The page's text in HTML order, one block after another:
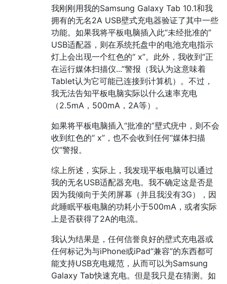
我刚刚用我的Samsung Galaxy Tab 10.1和我
拥有的无名2A USB壁式充电器验证了其中一些
功能。如果我将平板电脑插入此“未经批准的”
USB适配器，则在系统托盘中的电池充电指示
灯上会出现一个红色的“ x”。此外，我收到“正
在运行媒体扫描仪...”警报（我认为这意味着
Tablet认为它可能已连接到计算机）。不过，
我无法告知平板电脑实际以什么速率充电
（2.5mA，500mA，2A等）。
如果将平板电脑插入“批准的”壁式疣中，则不会
收到红色的“ x”，也不会收到任何“媒体扫描
仪”警报。
综上所述，实际上，我发现平板电脑可以通过
我的无名USB适配器充电。我不确定这是否是
因为我倾向于关闭屏幕（并且我没有3G），因
此睡眠平板电脑的功耗小于500mA，或者实际
上是否获得了2A的电流。
我认为结果是，任何信誉良好的壁式充电器或
任何标记为与iPhone或iPad“兼容”的东西都可
能支持USB充电规范，从而可以为Samsung
Galaxy Tab快速充电。但是我只是在猜测。如